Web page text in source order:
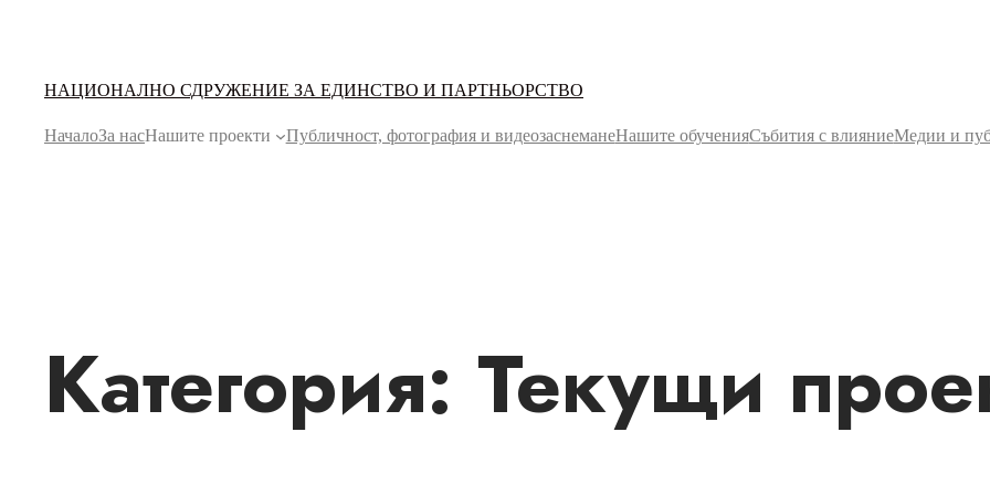
НАЦИОНАЛНО СДРУЖЕНИЕ ЗА ЕДИНСТВО И ПАРТНЬОРСТВО
НачалоЗа насНашите проекти Публичност, фотография и видеозаснеманеНашите обученияСъбития с влияниеМедии и
Категория: Текущи